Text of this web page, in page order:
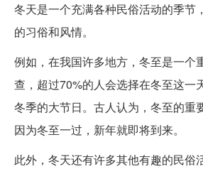
冬天是一个充满各种民俗活动的季节
的习俗和风情。
例如，在我国许多地方，冬至是一个
查，超过70%的人会选择在冬至这一
冬季的大节日。古人认为，冬至的重
因为冬至一过，新年就即将到来。
此外，冬天还有许多其他有趣的民俗